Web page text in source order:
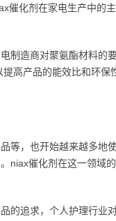
催化剂在家电生产中的
制造商对聚氨酯材料
高产品的能效比和环
等，也开始越来越多
niax催化剂在这一领域
的追求，个人护理行业